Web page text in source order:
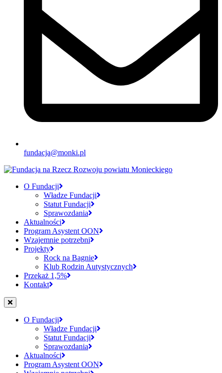
fundacja@monki.pl
O Fundacji
Władze Fundacji
Statut Fundacji
Sprawozdania
Aktualności
Program Asystent OON
Wzajemnie potrzebni
Projekty
Rock na Bagnie
Klub Rodzin Autystycznych
Przekaż 1,5%
Kontakt
O Fundacji
Władze Fundacji
Statut Fundacji
Sprawozdania
Aktualności
Program Asystent OON